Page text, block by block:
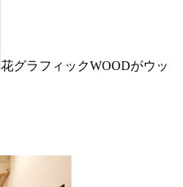
花グラフィックWOODがウッ